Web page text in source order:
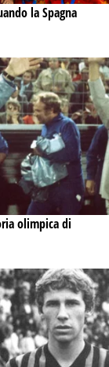
la Spagna
olimpica di